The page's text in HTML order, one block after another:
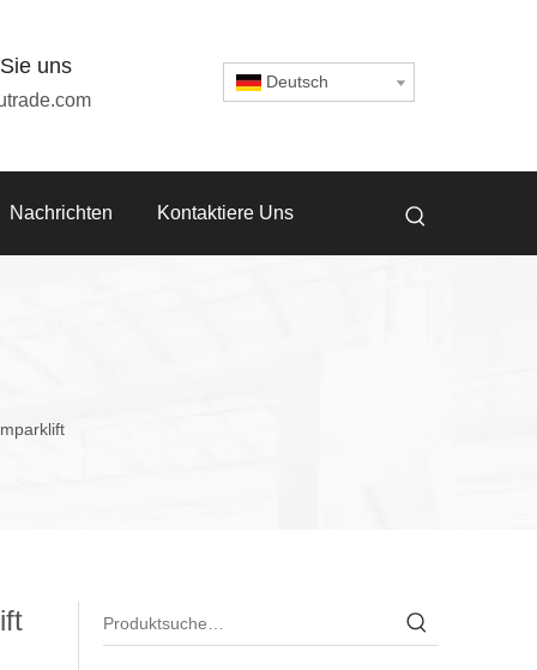
uns
Deutsch
Nachrichten Kontaktiere Uns